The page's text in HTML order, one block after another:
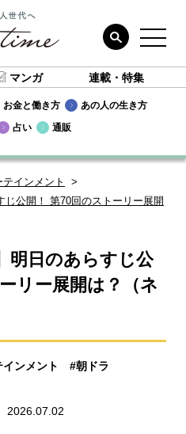
マンガ 連載・特集
お金と働き方
あの人の生き方
占い 通販
テインメント
公開！ 第70回のストーリー展開
明日のあらすじ公
リー展開は？（ネ
ンメント
#朝ドラ
2026.07.02